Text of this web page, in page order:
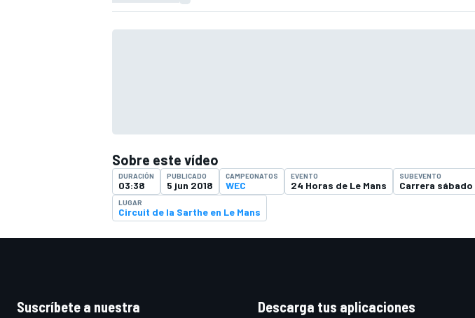
Sobre este vídeo
DURACIÓN
03:38
PUBLICADO
5 jun 2018
CAMPEONATOS
WEC
EVENTO
24 Horas de Le Mans
SUBEVENTO
Carrera sábado
LUGAR
Circuit de la Sarthe en Le Mans
Suscríbete a nuestra
Descarga tus aplicaciones